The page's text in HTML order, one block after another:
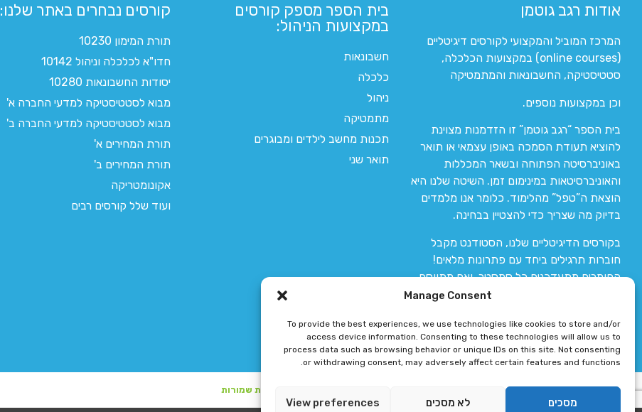
Manage Consent
To provide the best experiences, we use technologies like cookies to store and/or
access device information. Consenting to these technologies will allow us to
process data such as browsing behavior or unique IDs on this site. Not consenting
or withdrawing consent, may adversely affect certain features and functions.
מסכים לא מסכים View preferences
אודות רגב גוטמן
המרכז המוביל והמקצועי לקורסים דיגיטליים
(online courses) במקצועות הכלכלה,
סטטיסטיקה, החשבונאות והמתמטיקה
וכן במקצועות נוספים.
בית הספר “רגב גוטמן” זו הזדמנות מצוינת
להוציא תעודת הסמכה באופן עצמאי או תואר
באוניברסיטה הפתוחה ובשאר המכללות
והאוניברסיטאות במינימום זמן. השיטה שלנו היא
הוצאת ה”טפל” מהלימוד. כלומר אנו מלמדים
בדיוק מה שצריך כדי להצטיין בבחינה.
בקורסים הדיגיטליים שלנו, הסטודנט מקבל
חוברות תרגילים ביחד עם פתרונות מלאים!
החומרים מתעדכנים כל סמסטר, ואם מתווסף
חומר חדש אז הקורס מתעדכן יחד איתו.
בית הספר מספק קורסים
במקצועות הניהול:
חשבונאות
כלכלה
ניהול
מתמטיקה
תכנות מחשב לילדים ומבוגרים
תואר שני
קורסים נבחרים באתר שלנו:​
תורת המימון 10230
חדו"א לכלכלה וניהול 10142
יסודות החשבונאות 10280
מבוא לסטטיסטיקה למדעי החברה א'
מבוא לסטטיסטיקה למדעי החברה ב'
תורת המחירים א'
תורת המחירים ב'
אקונומטריקה
ועוד שלל קורסים רבים